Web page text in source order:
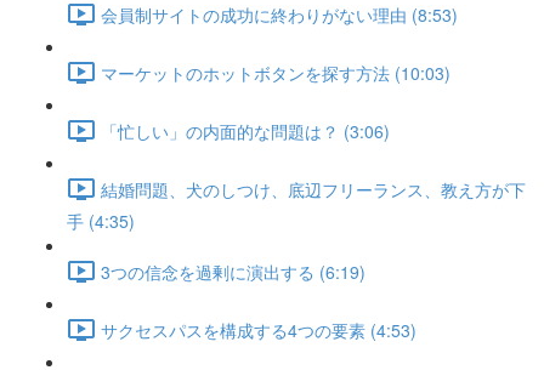
会員制サイトの成功に終わりがない理由 (8:53)
マーケットのホットボタンを探す方法 (10:03)
「忙しい」の内面的な問題は？ (3:06)
結婚問題、犬のしつけ、底辺フリーランス、教え方が下
手 (4:35)
3つの信念を過剰に演出する (6:19)
サクセスパスを構成する4つの要素 (4:53)